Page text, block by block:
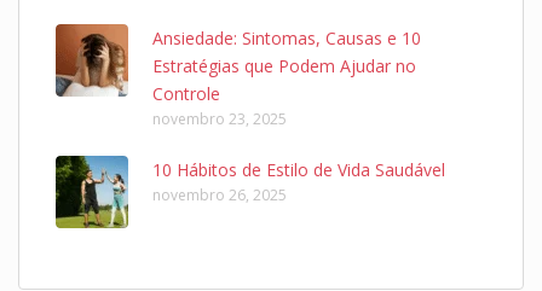
Ansiedade: Sintomas, Causas e 10
Estratégias que Podem Ajudar no
Controle
novembro 23, 2025
10 Hábitos de Estilo de Vida Saudável
novembro 26, 2025